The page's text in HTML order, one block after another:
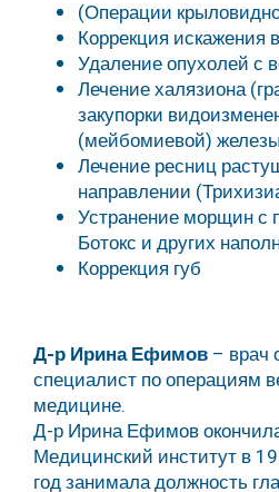
(Операции
Коррекция искажения
Удаление опухолей с
Лечение халязиона
закупорки
(мейбомиевой)
Лечение ресниц
направлении
Устранение морщин
Ботокс и других
Коррекция губ
Д-р Ирина Ефимов – врач
специалист по операциям
медицине.
Д-р Ирина Ефимов
Медицинский институт в
год занимала должность